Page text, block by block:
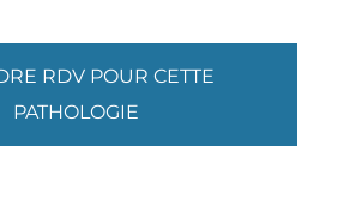
RDV POUR CETTE
PATHOLOGIE